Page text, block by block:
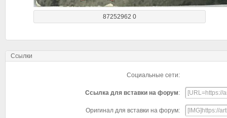
87252962 0
Ссылки
Социальные сети:
Ссылка для вставки на форум:
Оригинал для вставки на форум: